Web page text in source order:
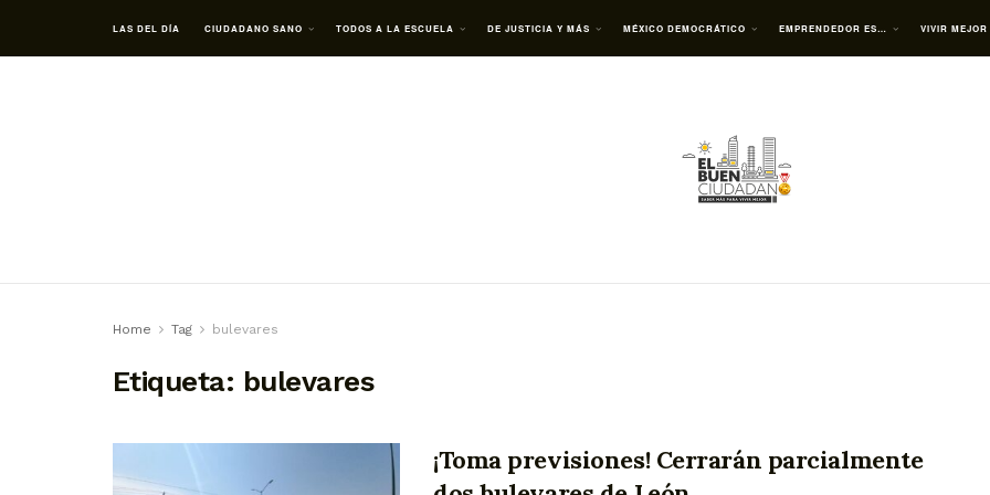
LAS DEL DÍA CIUDADANO SANO TODOS A LA ESCUELA DE JUSTICIA Y MÁS MÉXICO DEMOCRÁTICO EMPRENDEDOR ES… VIVIR MEJOR
Home Tag bulevares
Etiqueta: bulevares
¡Toma previsiones! Cerrarán parcialmente